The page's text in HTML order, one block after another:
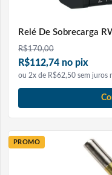
Relé De Sobrecarga
R$170,00
R$112,74 no pix
ou 2x de R$62,50 sem juros
PROMO